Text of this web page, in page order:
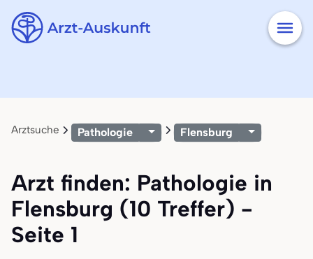
Arztsuche Pathologie Flensburg
Arzt finden: Pathologie in
Flensburg (10 Treffer) -
Seite 1